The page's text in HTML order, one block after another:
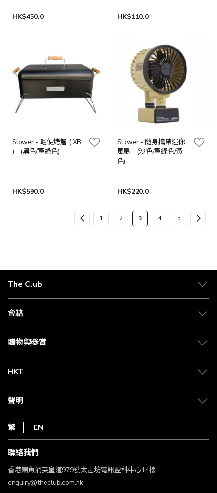
HK$450.0 HK$110.0
Slower - 輕便烤爐 ( XB
) - (黑色/軍綠色)
HK$590.0
Slower - 隨身攜帶迷你
風扇 - (沙色/軍綠色/黃
色)
HK$220.0
頁
面
頁1
頁
2
您
3
頁
4
頁
5
The Club
關於 The Club
合作夥伴
媒體中心
會籍
會籍及專屬禮遇
賺取積分
購物與獎賞
物流與配送
Club Shopping 商品領取站
常見問題
HKT
csl.
1010
HKT
聲明
私隱聲明
使用條款
條款及細則
不歧視及不騷擾聲明
認可牌照及通告
繁 EN
聯絡我們
香港鰂魚涌英皇道979號太古坊電訊盈科中心14樓
enquiry@theclub.com.hk